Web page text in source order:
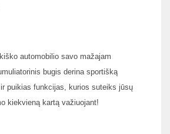
automobilio savo mažajam
bugis derina sportišką
puikias funkcijas, kurios suteiks jūsų
kiekvieną kartą važiuojant!